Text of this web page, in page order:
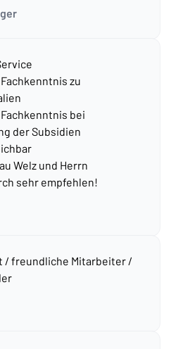
zu
bei
der Subsidien
Welz und Herrn
sehr empfehlen!
/ freundliche Mitarbeiter /